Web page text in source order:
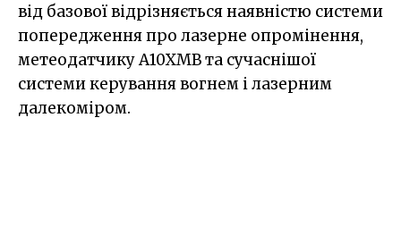
від базової відрізняється наявністю системи
попередження про лазерне опромінення,
метеодатчику A10XMB та сучаснішої
системи керування вогнем і лазерним
далекоміром.